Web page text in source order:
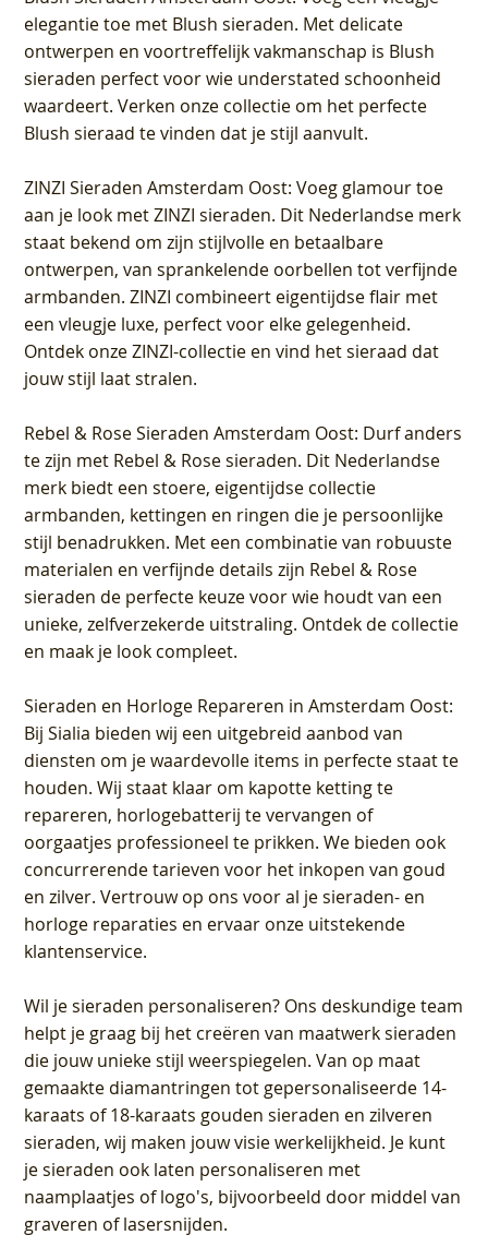
elegantie toe met Blush sieraden. Met delicate
ontwerpen en voortreffelijk vakmanschap is Blush
sieraden perfect voor wie understated schoonheid
waardeert. Verken onze collectie om het perfecte
Blush sieraad te vinden dat je stijl aanvult.
ZINZI Sieraden Amsterdam Oost: Voeg glamour toe
aan je look met ZINZI sieraden. Dit Nederlandse merk
staat bekend om zijn stijlvolle en betaalbare
ontwerpen, van sprankelende oorbellen tot verfijnde
armbanden. ZINZI combineert eigentijdse flair met
een vleugje luxe, perfect voor elke gelegenheid.
Ontdek onze ZINZI-collectie en vind het sieraad dat
jouw stijl laat stralen.
Rebel & Rose Sieraden Amsterdam Oost: Durf anders
te zijn met Rebel & Rose sieraden. Dit Nederlandse
merk biedt een stoere, eigentijdse collectie
armbanden, kettingen en ringen die je persoonlijke
stijl benadrukken. Met een combinatie van robuuste
materialen en verfijnde details zijn Rebel & Rose
sieraden de perfecte keuze voor wie houdt van een
unieke, zelfverzekerde uitstraling. Ontdek de collectie
en maak je look compleet.
Sieraden en Horloge Repareren in Amsterdam Oost:
Bij Sialia bieden wij een uitgebreid aanbod van
diensten om je waardevolle items in perfecte staat te
houden. Wij staat klaar om kapotte ketting te
repareren, horlogebatterij te vervangen of
oorgaatjes professioneel te prikken. We bieden ook
concurrerende tarieven voor het inkopen van goud
en zilver. Vertrouw op ons voor al je sieraden- en
horloge reparaties en ervaar onze uitstekende
klantenservice.
Wil je sieraden personaliseren? Ons deskundige team
helpt je graag bij het creëren van maatwerk sieraden
die jouw unieke stijl weerspiegelen. Van op maat
gemaakte diamantringen tot gepersonaliseerde 14-
karaats of 18-karaats gouden sieraden en zilveren
sieraden, wij maken jouw visie werkelijkheid. Je kunt
je sieraden ook laten personaliseren met
naamplaatjes of logo's, bijvoorbeeld door middel van
graveren of lasersnijden.